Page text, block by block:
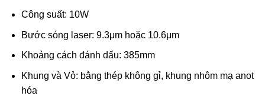
Công suất: 10W
Bước sóng laser: 9.3μm hoặc 10.6μm
Khoảng cách đánh dấu: 385mm
Khung và Vỏ: bằng thép không gỉ, khung nhôm mạ anot
hóa